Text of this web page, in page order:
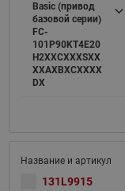
Basic (привод
базовой серии)
FC-
101P90KT4E20
H2XXCXXXSXX
XXAXBXCXXXX
DX
131L9915